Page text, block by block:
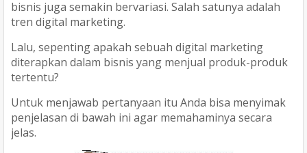
bisnis juga semakin bervariasi. Salah satunya adalah
tren digital marketing.
Lalu, sepenting apakah sebuah digital marketing
diterapkan dalam bisnis yang menjual produk-produk
tertentu?
Untuk menjawab pertanyaan itu Anda bisa menyimak
penjelasan di bawah ini agar memahaminya secara
jelas.